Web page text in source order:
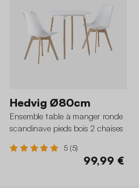
Hedvig Ø80cm
Ensemble table à manger ronde
scandinave pieds bois 2 chaises
5 (5)
99,99 €